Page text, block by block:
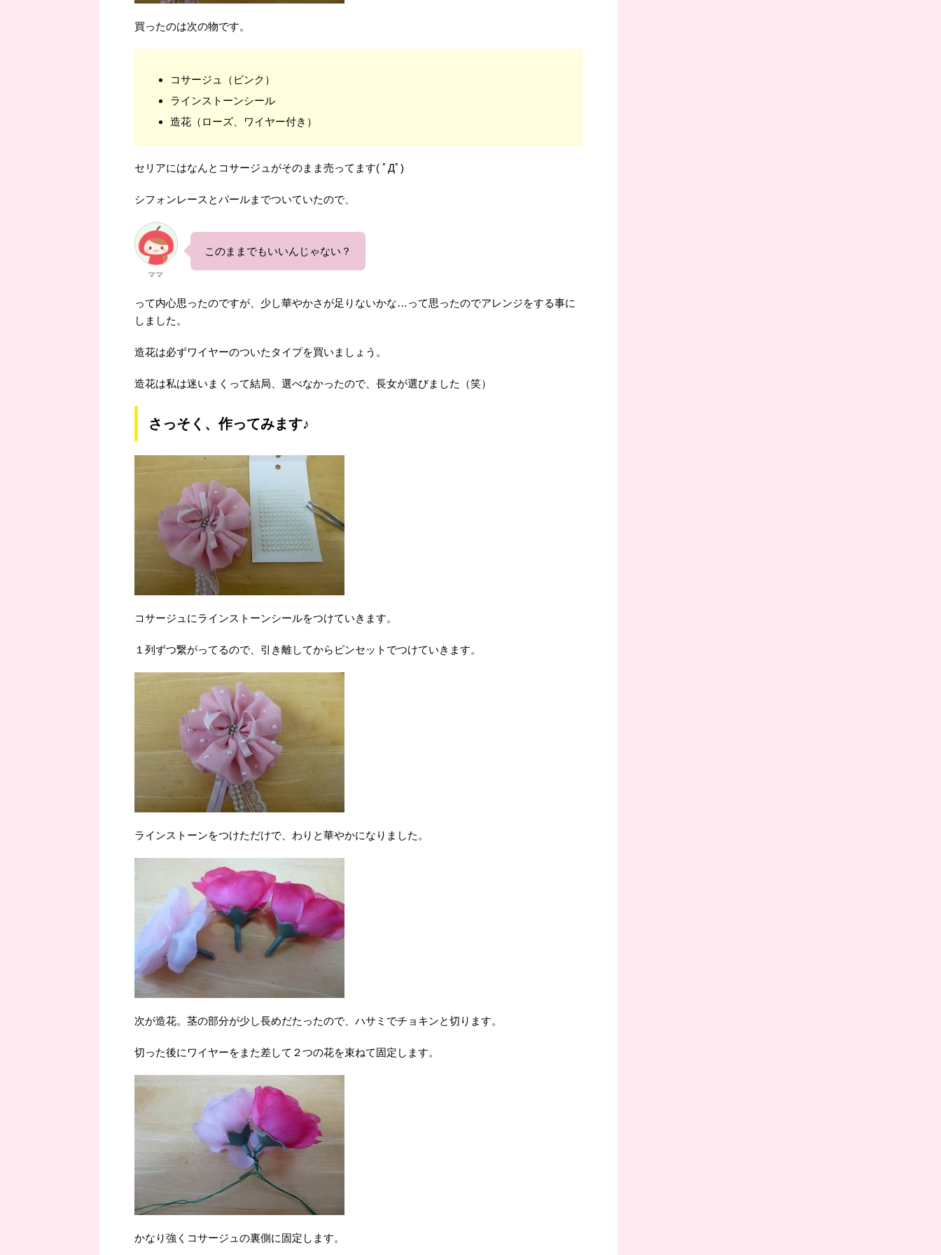
買ったのは次の物です。
コサージュ（ピンク）
ラインストーンシール
造花（ローズ、ワイヤー付き）
セリアにはなんとコサージュがそのまま売ってます( ﾟДﾟ)
シフォンレースとパールまでついていたので、
ママ
このままでもいいんじゃない？
って内心思ったのですが、少し華やかさが足りないかな…って思ったのでアレンジをする事に
しました。
造花は必ずワイヤーのついたタイプを買いましょう。
造花は私は迷いまくって結局、選べなかったので、長女が選びました（笑）
さっそく、作ってみます♪
コサージュにラインストーンシールをつけていきます。
１列ずつ繋がってるので、引き離してからピンセットでつけていきます。
ラインストーンをつけただけで、わりと華やかになりました。
次が造花。茎の部分が少し長めだたったので、ハサミでチョキンと切ります。
切った後にワイヤーをまた差して２つの花を束ねて固定します。
かなり強くコサージュの裏側に固定します。